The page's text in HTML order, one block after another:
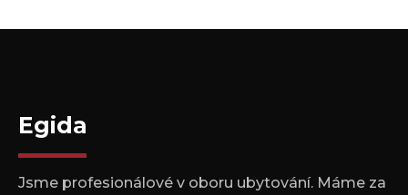
Egida
Jsme profesionálové v oboru ubytování. Máme za